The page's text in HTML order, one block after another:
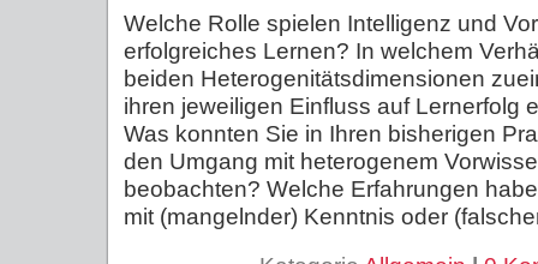
Welche Rolle spielen Intelligenz und
erfolgreiches Lernen? In welchem
beiden Heterogenitätsdimensionen
ihren jeweiligen Einfluss auf Lernerfolg
Was konnten Sie in Ihren bisherigen
den Umgang mit heterogenem
beobachten? Welche Erfahrungen
mit (mangelnder) Kenntnis oder